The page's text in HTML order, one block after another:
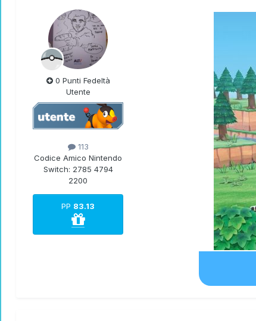
0 Punti Fedeltà
Utente
113
Codice Amico Nintendo
Switch: 2785 4794
2200
PP 83.13